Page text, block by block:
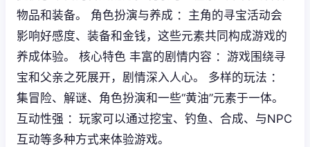
物品和装备。 角色扮演与养成 ：主角的寻宝活动会
影响好感度、装备和金钱，这些元素共同构成游戏的
养成体验。 核心特色 丰富的剧情内容 ：游戏围绕寻
宝和父亲之死展开，剧情深入人心。 多样的玩法 ：
集冒险、解谜、角色扮演和一些“黄油”元素于一体。
互动性强 ：玩家可以通过挖宝、钓鱼、合成、与NPC
互动等多种方式来体验游戏。